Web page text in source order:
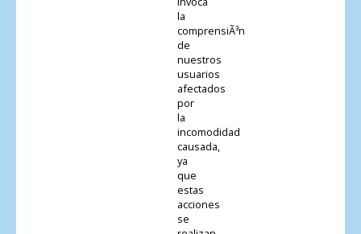
la
comprensiÃ³n
de
nuestros
usuarios
afectados
por
la
incomodidad
causada,
ya
que
estas
acciones
se